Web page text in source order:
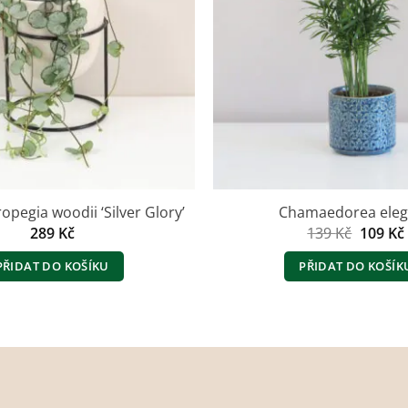
woodii ‘Silver Glory’
289 Kč
DO KOŠÍKU
Chamaedorea
139Kč Původní
cena
byla:
139 Kč.
109 Kč
PŘIDAT DO